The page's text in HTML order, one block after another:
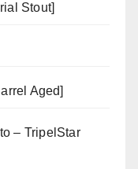
Stout]
Aged]
– TripelStar